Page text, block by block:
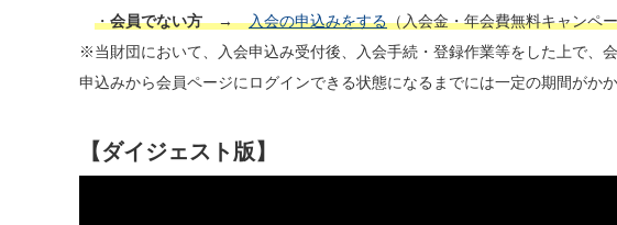
・会員でない方→入会の申込みをする（入会金・年会費無料キャンペ
※当財団において、入会申込み受付後、入会手続・登録作業等をした上で、
申込みから会員ページにログインできる状態になるまでには一定の期間がか
【ダイジェスト版】